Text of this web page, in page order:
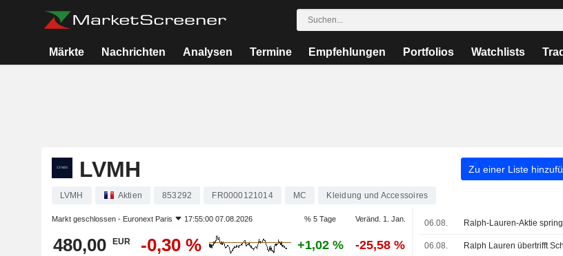
Märkte Nachrichten Analysen Termine Empfehlungen Portfolios Watchlists
LVMH Zu einer Liste
LVMH Aktien 853292 FR0000121014 MC Kleidung und Accessoires
Markt geschlossen - Euronext Paris 17:55:00 07.08.2026 % 5 Tage Veränd. 1. Jan.
480,00 EUR -0,30 % +1,02 % -25,58 %
06.08.
06.08.